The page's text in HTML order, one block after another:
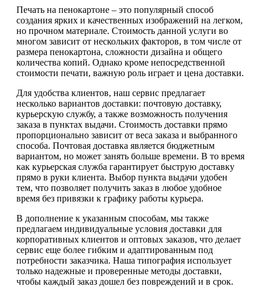
Печать на пенокартоне – это популярный способ
создания ярких и качественных изображений на легком,
но прочном материале. Стоимость данной услуги во
многом зависит от нескольких факторов, в том числе от
размера пенокартона, сложности дизайна и общего
количества копий. Однако кроме непосредственной
стоимости печати, важную роль играет и цена доставки.
Для удобства клиентов, наш сервис предлагает
несколько вариантов доставки: почтовую доставку,
курьерскую службу, а также возможность получения
заказа в пунктах выдачи. Стоимость доставки прямо
пропорционально зависит от веса заказа и выбранного
способа. Почтовая доставка является бюджетным
вариантом, но может занять больше времени. В то время
как курьерская служба гарантирует быструю доставку
прямо в руки клиента. Выбор пункта выдачи удобен
тем, что позволяет получить заказ в любое удобное
время без привязки к графику работы курьера.
В дополнение к указанным способам, мы также
предлагаем индивидуальные условия доставки для
корпоративных клиентов и оптовых заказов, что делает
сервис еще более гибким и адаптированным под
потребности заказчика. Наша типография использует
только надежные и проверенные методы доставки,
чтобы каждый заказ дошел без повреждений и в срок.